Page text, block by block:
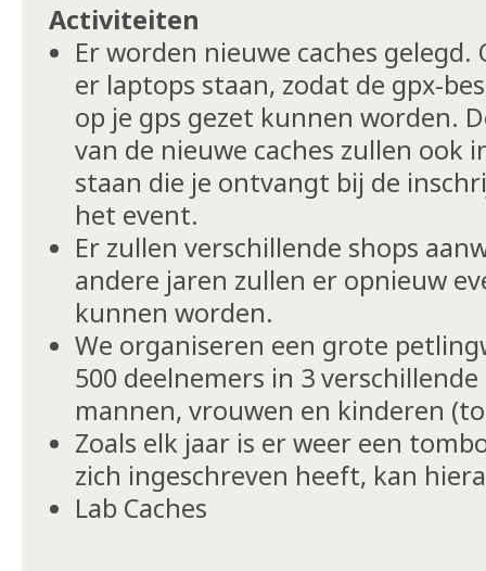
Activiteiten
Er worden nieuwe caches
er laptops staan, zodat de gpx-
op je gps gezet kunnen worden.
van de nieuwe caches zullen ook
staan die je ontvangt bij de
het event.
Er zullen verschillende shops
andere jaren zullen er opnieuw
kunnen worden.
We organiseren een grote
500 deelnemers in 3
mannen, vrouwen en kinderen
Zoals elk jaar is er weer een
zich ingeschreven heeft, kan
Lab Caches